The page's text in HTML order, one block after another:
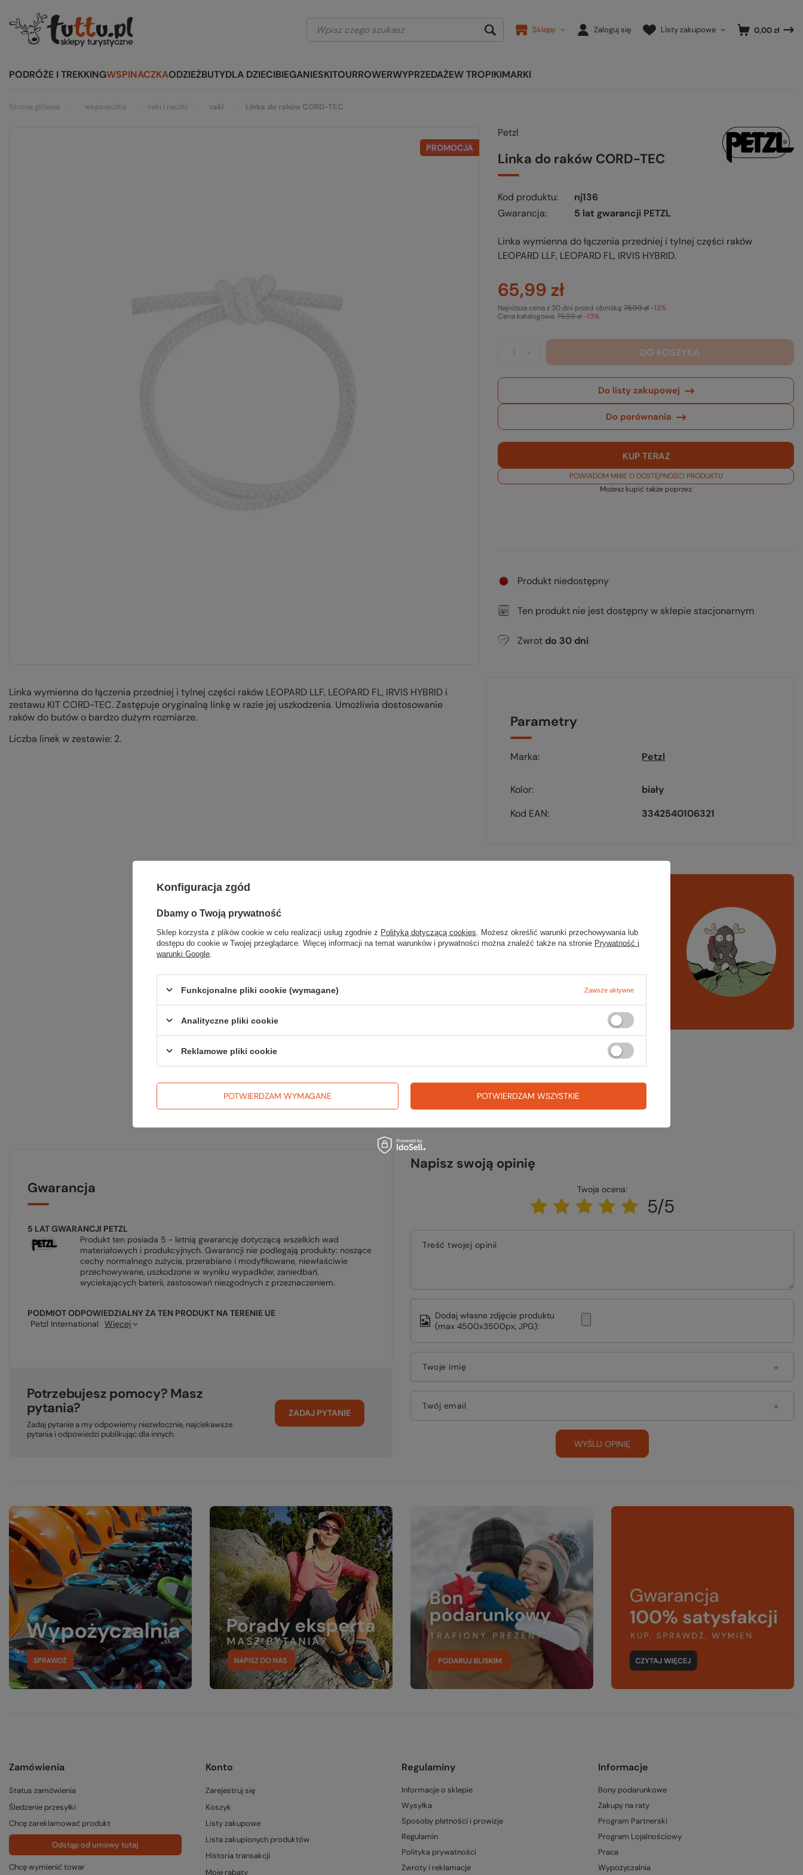
Sklepy Zaloguj się Listy zakupowe 0,00 zł
PODRÓŻE I TREKKINGWSPINACZKAODZIEŻBUTYDLA DZIECIBIEGANIESKITOURROWERWYPRZEDAŻEW TROPIKIMARKI
Strona główna wspinaczka raki i raczki raki Linka do raków CORD-TEC
PROMOCJA
Petzl
Linka do raków CORD-TEC
Kod produktu
nj136
Gwarancja
5 lat gwarancji PETZL
Linka wymienna do łączenia przedniej i tylnej części raków
LEOPARD LLF, LEOPARD FL, IRVIS HYBRID.
65,99 zł
Cena katalogowa:75,99 zł -13%
Najniższa cena z 30 dni przed obniżką:75,99 zł -13%
DO KOSZYKA
Do listy zakupowej
Do porównania
KUP TERAZ
POWIADOM MNIE O DOSTĘPNOŚCI PRODUKTU
Możesz kupić także poprzez:
Produkt niedostępny
Ten produkt nie jest dostępny w sklepie stacjonarnym
Zwrot do 30 dni
Linka wymienna do łączenia przedniej i tylnej części raków LEOPARD LLF, LEOPARD FL, IRVIS HYBRID i
zestawu KIT CORD-TEC. Zastępuje oryginalną linkę w razie jej uszkodzenia. Umożliwia dostosowanie
raków do butów o bardzo dużym rozmiarze.
Liczba linek w zestawie: 2.
Parametry
Marka Petzl
Kolor
biały
Kod EAN
3342540106321
wszystko
Gwarancja
5 LAT GWARANCJI PETZL
Produkt ten posiada 5 - letnią gwarancję dotyczącą wszelkich wad
materiałowych i produkcyjnych. Gwarancji nie podlegają produkty: noszące
cechy normalnego zużycia, przerabiane i modyfikowane, niewłaściwie
przechowywane, uszkodzone w wyniku wypadków, zaniedbań,
wyciekających baterii, zastosowań niezgodnych z przeznaczeniem.
PODMIOT ODPOWIEDZIALNY ZA TEN PRODUKT NA TERENIE UE
Petzl International
Więcej
Potrzebujesz pomocy? Masz
pytania?
Zadaj pytanie a my odpowiemy niezwłocznie, najciekawsze
pytania i odpowiedzi publikując dla innych.
ZADAJ PYTANIE
Napisz swoją opinię
Twoja ocena:
5/5
Treść twojej opinii
Dodaj własne zdjęcie produktu
(max 4500x3500px, JPG):
Twoje imię
Twój email
WYŚLIJ OPINIĘ
Zamówienia
Status zamówienia
Śledzenie przesyłki
Chcę zareklamować produkt
Odstąp od umowy tutaj
Chcę wymienić towar
Konto
Zarejestruj się
Koszyk
Listy zakupowe
Lista zakupionych produktów
Historia transakcji
Moje rabaty
Regulaminy
Informacje o sklepie
Wysyłka
Sposoby płatności i prowizje
Regulamin
Polityka prywatności
Zwroty i reklamacje
Informacje
Bony podarunkowe
Zakupy na raty
Program Partnerski
Program Lojalnościowy
Praca
Wypożyczalnia
Konfiguracja zgód
Dbamy o Twoją prywatność
Sklep korzysta z plików cookie w celu realizacji usług zgodnie z Polityką dotyczącą cookies . Możesz określić warunki przechowywania lub
dostępu do cookie w Twojej przeglądarce. Więcej informacji na temat warunków i prywatności można znaleźć także na stronie Prywatność i
warunki Google
Funkcjonalne pliki cookie (wymagane) Zawsze aktywne
Analityczne pliki cookie
Reklamowe pliki cookie
POTWIERDZAM WYMAGANE POTWIERDZAM WSZYSTKIE